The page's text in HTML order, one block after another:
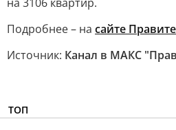
Подробнее – на сайте
Источник: Канал в МАКС
ТОП